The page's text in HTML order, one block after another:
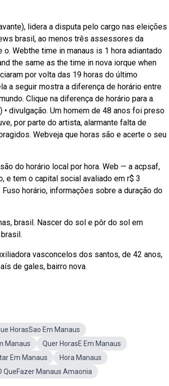
lidera a disputa pelo cargo nas eleições
brasil, ao menos três assessores da
Webthe time in manaus is 1 hora adiantado
the same as the time in nova iorque when
por volta das 19 horas do último
a seguir mostra a diferença de horário entre
Clique na diferença de horário para a.
divulgação. Um homem de 48 anos foi preso
por parte do artista, alarmante falta de
Webveja que horas são e acerte o seu
do horário local por hora. Web — a acpsaf,
e tem o capital social avaliado em r$ 3
horário, informações sobre a duração do
brasil. Nascer do sol e pôr do sol em
vasconcelos dos santos, de 42 anos,
de gales, bairro nova.
HorasSao Em Manaus
Manaus
Quer HorasE Em Manaus
Em Manaus
Hora Manaus
QueFazer Manaus Amaonia